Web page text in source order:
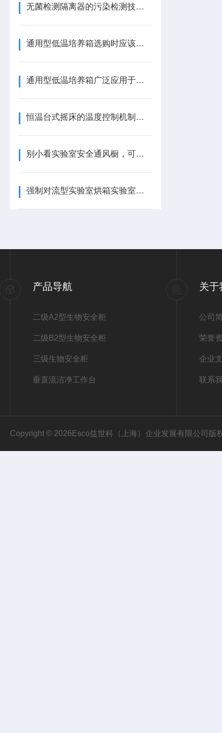
无菌检测隔离器的污染检测技术要求
通用型低温培养箱选购时应该考虑的因素有哪些？
通用型低温培养箱广泛应用于细胞培养、细菌培养等多种场合
恒温台式摇床的温度控制机制与微生物培养应用解析
别小看实验室安全通风橱，可重要着呢！
强制对流型实验室烘箱实验室实施Z佳方案
产品导航
二级A2型生物安全柜
二级B2型生物安全柜
三级生物安全柜
垂直流洁净工作台
关于
公司
荣誉
企业
联系
Copyright © 2026Esco益世科（上海）企业发展有限公司